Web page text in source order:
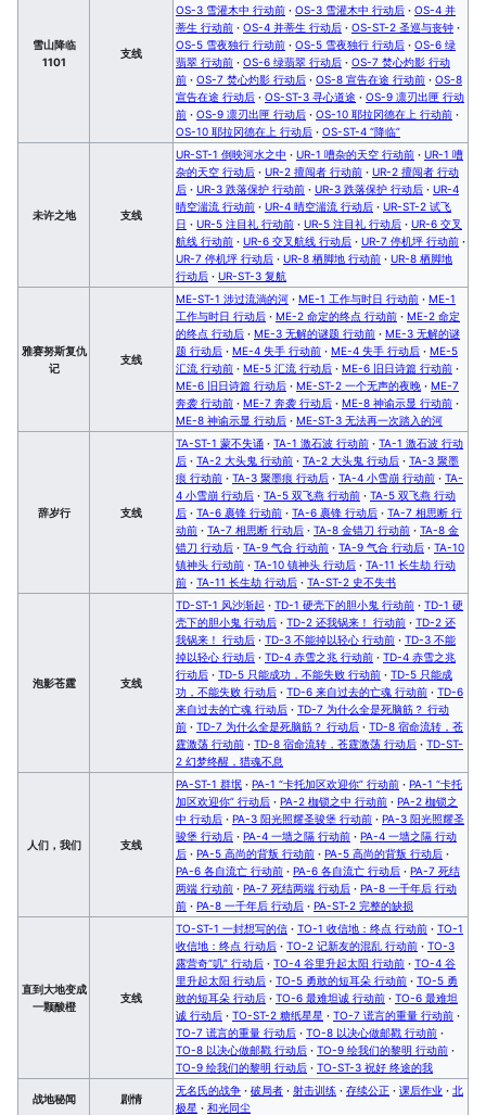
雪山降临
1101
支线
OS-3 雪灌木中 行动前 · OS-3 雪灌木中 行动后 · OS-4 并
蒂生 行动前 · OS-4 并蒂生 行动后 · OS-ST-2 圣巡与丧钟 ·
OS-5 雪夜独行 行动前 · OS-5 雪夜独行 行动后 · OS-6 绿
翡翠 行动前 · OS-6 绿翡翠 行动后 · OS-7 焚心灼影 行动
前 · OS-7 焚心灼影 行动后 · OS-8 宣告在途 行动前 · OS-8
宣告在途 行动后 · OS-ST-3 寻心道途 · OS-9 凛刃出匣 行动
前 · OS-9 凛刃出匣 行动后 · OS-10 耶拉冈德在上 行动前 ·
OS-10 耶拉冈德在上 行动后 · OS-ST-4 “降临”
未许之地 支线
UR-ST-1 倒映河水之中 · UR-1 嘈杂的天空 行动前 · UR-1 嘈
杂的天空 行动后 · UR-2 擅闯者 行动前 · UR-2 擅闯者 行动
后 · UR-3 跌落保护 行动前 · UR-3 跌落保护 行动后 · UR-4
晴空湍流 行动前 · UR-4 晴空湍流 行动后 · UR-ST-2 试飞
日 · UR-5 注目礼 行动前 · UR-5 注目礼 行动后 · UR-6 交叉
航线 行动前 · UR-6 交叉航线 行动后 · UR-7 停机坪 行动前 ·
UR-7 停机坪 行动后 · UR-8 栖脚地 行动前 · UR-8 栖脚地
行动后 · UR-ST-3 复航
雅赛努斯复仇
记
支线
ME-ST-1 涉过流淌的河 · ME-1 工作与时日 行动前 · ME-1
工作与时日 行动后 · ME-2 命定的终点 行动前 · ME-2 命定
的终点 行动后 · ME-3 无解的谜题 行动前 · ME-3 无解的谜
题 行动后 · ME-4 失手 行动前 · ME-4 失手 行动后 · ME-5
汇流 行动前 · ME-5 汇流 行动后 · ME-6 旧日诗篇 行动前 ·
ME-6 旧日诗篇 行动后 · ME-ST-2 一个无声的夜晚 · ME-7
奔袭 行动前 · ME-7 奔袭 行动后 · ME-8 神谕示显 行动前 ·
ME-8 神谕示显 行动后 · ME-ST-3 无法再一次踏入的河
辞岁行 支线
TA-ST-1 蒙不失诵 · TA-1 激石波 行动前 · TA-1 激石波 行动
后 · TA-2 大头鬼 行动前 · TA-2 大头鬼 行动后 · TA-3 聚墨
痕 行动前 · TA-3 聚墨痕 行动后 · TA-4 小雪崩 行动前 · TA-
4 小雪崩 行动后 · TA-5 双飞燕 行动前 · TA-5 双飞燕 行动
后 · TA-6 裹锋 行动前 · TA-6 裹锋 行动后 · TA-7 相思断 行
动前 · TA-7 相思断 行动后 · TA-8 金错刀 行动前 · TA-8 金
错刀 行动后 · TA-9 气合 行动前 · TA-9 气合 行动后 · TA-10
镇神头 行动前 · TA-10 镇神头 行动后 · TA-11 长生劫 行动
前 · TA-11 长生劫 行动后 · TA-ST-2 史不失书
泡影苍霆 支线
TD-ST-1 风沙渐起 · TD-1 硬壳下的胆小鬼 行动前 · TD-1 硬
壳下的胆小鬼 行动后 · TD-2 还我锅来！ 行动前 · TD-2 还
我锅来！ 行动后 · TD-3 不能掉以轻心 行动前 · TD-3 不能
掉以轻心 行动后 · TD-4 赤雪之兆 行动前 · TD-4 赤雪之兆
行动后 · TD-5 只能成功，不能失败 行动前 · TD-5 只能成
功，不能失败 行动后 · TD-6 来自过去的亡魂 行动前 · TD-6
来自过去的亡魂 行动后 · TD-7 为什么全是死脑筋？ 行动
前 · TD-7 为什么全是死脑筋？ 行动后 · TD-8 宿命流转，苍
霆激荡 行动前 · TD-8 宿命流转，苍霆激荡 行动后 · TD-ST-
2 幻梦终醒，猎魂不息
人们，我们 支线
PA-ST-1 群氓 · PA-1 “卡托加区欢迎你” 行动前 · PA-1 “卡托
加区欢迎你” 行动后 · PA-2 枷锁之中 行动前 · PA-2 枷锁之
中 行动后 · PA-3 阳光照耀圣骏堡 行动前 · PA-3 阳光照耀圣
骏堡 行动后 · PA-4 一墙之隔 行动前 · PA-4 一墙之隔 行动
后 · PA-5 高尚的背叛 行动前 · PA-5 高尚的背叛 行动后 ·
PA-6 各自流亡 行动前 · PA-6 各自流亡 行动后 · PA-7 死结
两端 行动前 · PA-7 死结两端 行动后 · PA-8 一千年后 行动
前 · PA-8 一千年后 行动后 · PA-ST-2 完整的缺损
直到大地变成
一颗酸橙
支线
TO-ST-1 一封想写的信 · TO-1 收信地：终点 行动前 · TO-1
收信地：终点 行动后 · TO-2 记新友的混乱 行动前 · TO-3
露营奇“叽” 行动后 · TO-4 谷里升起太阳 行动前 · TO-4 谷
里升起太阳 行动后 · TO-5 勇敢的短耳朵 行动前 · TO-5 勇
敢的短耳朵 行动后 · TO-6 最难坦诚 行动前 · TO-6 最难坦
诚 行动后 · TO-ST-2 糖纸星星 · TO-7 谎言的重量 行动前 ·
TO-7 谎言的重量 行动后 · TO-8 以决心做邮戳 行动前 ·
TO-8 以决心做邮戳 行动后 · TO-9 绘我们的黎明 行动前 ·
TO-9 绘我们的黎明 行动后 · TO-ST-3 祝好 终途的我
战地秘闻 剧情
无名氏的战争 · 破局者 · 射击训练 · 存续公正 · 课后作业 · 北
极星 · 和光同尘